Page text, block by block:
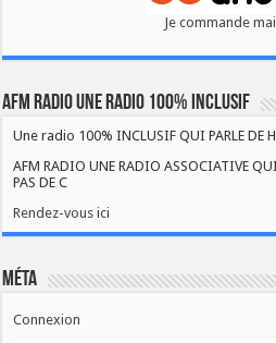
Je commande
AFM RADIO UNE RADIO 100% INCLUSIF
Une radio 100% INCLUSIF QUI PARLE DE
AFM RADIO UNE RADIO ASSOCIATIVE
PAS DE C
Rendez-vous ici
Méta
Connexion